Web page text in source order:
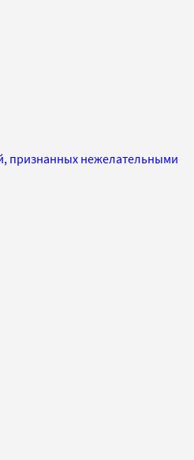
признанных нежелательными